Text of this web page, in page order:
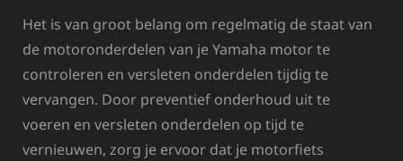
Het is van groot belang om regelmatig de staat van
de motoronderdelen van je Yamaha motor te
controleren en versleten onderdelen tijdig te
vervangen. Door preventief onderhoud uit te
voeren en versleten onderdelen op tijd te
vernieuwen, zorg je ervoor dat je motorfiets